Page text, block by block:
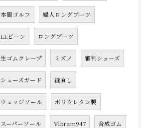
本間ゴルフ 婦人ロングブーツ
LLビーン ロングブーツ
生ゴムクレープ ミズノ 審判シューズ
シューズガード 縫直し
ウェッジソール ポリウレタン製
スーパーソール Vibram947 合成ゴム